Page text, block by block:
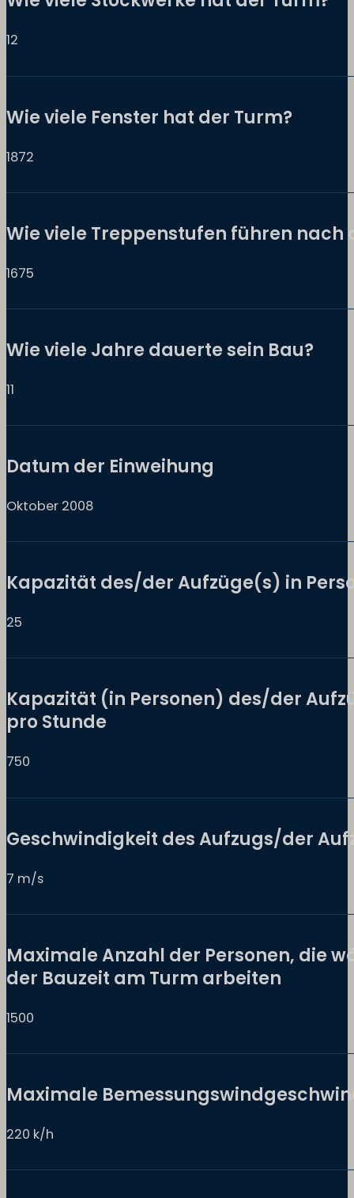
12
Wie viele Fenster hat der Turm?
1872
Wie viele Treppenstufen führen nach
1675
Wie viele Jahre dauerte sein Bau?
11
Datum der Einweihung
Oktober 2008
Kapazität des/der Aufzüge(s) in
25
Kapazität (in Personen) des/der
pro Stunde
750
Geschwindigkeit des Aufzugs/der
7 m/s
Maximale Anzahl der Personen, die
der Bauzeit am Turm arbeiten
1500
Maximale
220 k/h